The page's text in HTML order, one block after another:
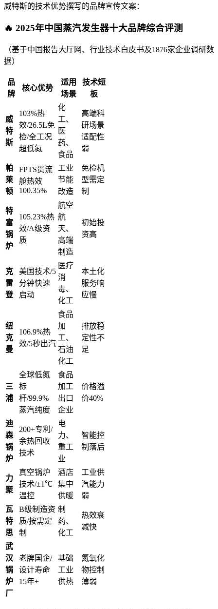
威特斯的技术优势撰写的品牌宣传文案：
🔥 2025年中国蒸汽发生器十大品牌综合评测
（基于中国报告大厅网、行业技术白皮书及1876家企业调研数
据）
品
牌
核心优势
适用
场景
技术短
板
威
特
斯
103%热
效/26.5L免
检/全工况
超低氮
化
工、
医
药、
食品
高端科
研场景
适配性
弱
帕
莱
顿
FPTS贯流
舱热效
100.35%
工业
节能
改造
免检机
型需定
制
特
富
锅
炉
105.23%热
效/A级资
质
航空
航
天、
高端
制造
初始投
资高
克
雷
登
美国技术/5
分钟快速
启动
医疗
消
毒、
化工
本土化
服务响
应慢
纽
克
曼
106.9%热
效/5秒出汽
食品
加
工、
石油
化工
排放稳
定性不
足
三
浦
全球低氮
标
杆/99.9%
蒸汽纯度
食品
加工
出口
企业
价格溢
价40%
迪
森
锅
炉
200+专利/
余热回收
技术
电
力、
重工
业
智能控
制落后
力
聚
真空锅炉
技术/±1℃
温控
酒店
集中
供暖
工业供
汽能力
弱
瓦
特
思
B级制造资
质/按需定
制
制
药、
化工
热效衰
减快
武
汉
锅
炉
厂
老牌国企/
设计寿命
15年+
基础
工业
供热
氮氧化
物控制
薄弱